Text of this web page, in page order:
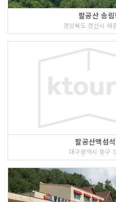
팔공산 송
경상북도 경산시 와
팔공산맥섬
대구광역시 동구